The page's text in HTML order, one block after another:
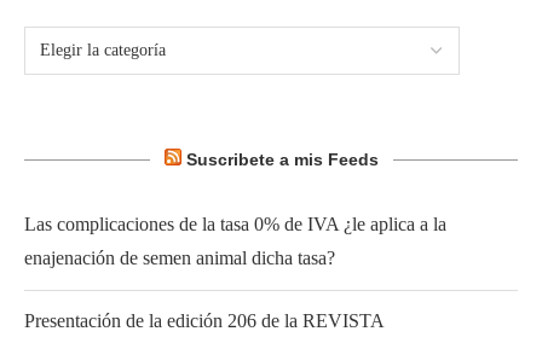
Suscribete a mis Feeds
Las complicaciones de la tasa 0% de IVA ¿le aplica a la
enajenación de semen animal dicha tasa?
Presentación de la edición 206 de la REVISTA